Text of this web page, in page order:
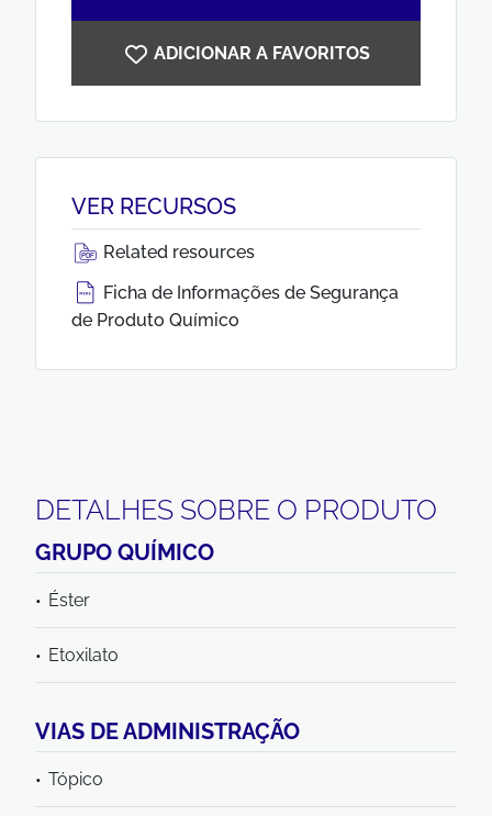
ADICIONAR A FAVORITOS
VER RECURSOS
Related resources
Ficha de Informações de Segurança
de Produto Químico
DETALHES SOBRE O PRODUTO
GRUPO QUÍMICO
Éster
Etoxilato
VIAS DE ADMINISTRAÇÃO
Tópico